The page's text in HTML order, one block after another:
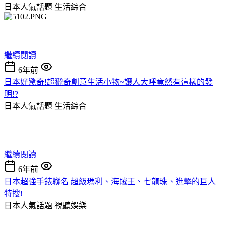
日本人氣話題 生活綜合
繼續閱讀
6年前
日本好驚奇!超獵奇創意生活小物~讓人大呼竟然有這樣的發
明!?
日本人氣話題 生活綜合
繼續閱讀
6年前
日本超強手錶聯名 超級瑪利、海賊王、七龍珠、進擊的巨人
特搜!
日本人氣話題 視聽娛樂